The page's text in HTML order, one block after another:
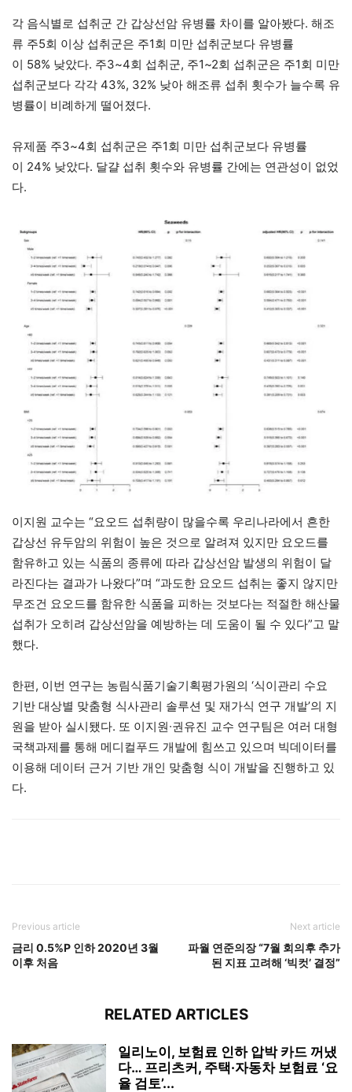
각 음식별로 섭취군 간 갑상선암 유병률 차이를 알아봤다. 해조
류 주5회 이상 섭취군은 주1회 미만 섭취군보다 유병률
이 58% 낮았다. 주3~4회 섭취군, 주1~2회 섭취군은 주1회 미만
섭취군보다 각각 43%, 32% 낮아 해조류 섭취 횟수가 늘수록 유
병률이 비례하게 떨어졌다.
유제품 주3~4회 섭취군은 주1회 미만 섭취군보다 유병률
이 24% 낮았다. 달걀 섭취 횟수와 유병률 간에는 연관성이 없었
다.
이지원 교수는 “요오드 섭취량이 많을수록 우리나라에서 흔한
갑상선 유두암의 위험이 높은 것으로 알려져 있지만 요오드를
함유하고 있는 식품의 종류에 따라 갑상선암 발생의 위험이 달
라진다는 결과가 나왔다”며 “과도한 요오드 섭취는 좋지 않지만
무조건 요오드를 함유한 식품을 피하는 것보다는 적절한 해산물
섭취가 오히려 갑상선암을 예방하는 데 도움이 될 수 있다”고 말
했다.
한편, 이번 연구는 농림식품기술기획평가원의 ‘식이관리 수요
기반 대상별 맞춤형 식사관리 솔루션 및 재가식 연구 개발’의 지
원을 받아 실시됐다. 또 이지원∙권유진 교수 연구팀은 여러 대형
국책과제를 통해 메디컬푸드 개발에 힘쓰고 있으며 빅데이터를
이용해 데이터 근거 기반 개인 맞춤형 식이 개발을 진행하고 있
다.
Previous article
금리 0.5%P 인하 2020년 3월
이후 처음
Next article
파월 연준의장 “7월 회의후 추가
된 지표 고려해 ‘빅컷’ 결정”
RELATED ARTICLES
일리노이, 보험료 인하 압박 카드 꺼냈
다… 프리츠커, 주택·자동차 보험료 ‘요
율 검토’...